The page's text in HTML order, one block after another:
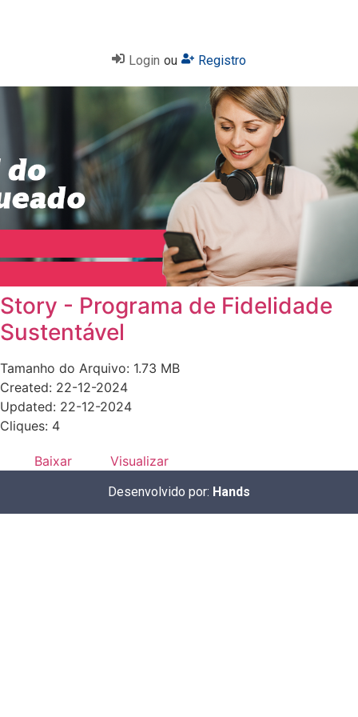
Login ou Registro
Story - Programa de Fidelidade
Sustentável
Tamanho do Arquivo: 1.73 MB
Created: 22-12-2024
Updated: 22-12-2024
Cliques: 4
Baixar Visualizar
Desenvolvido por: Hands